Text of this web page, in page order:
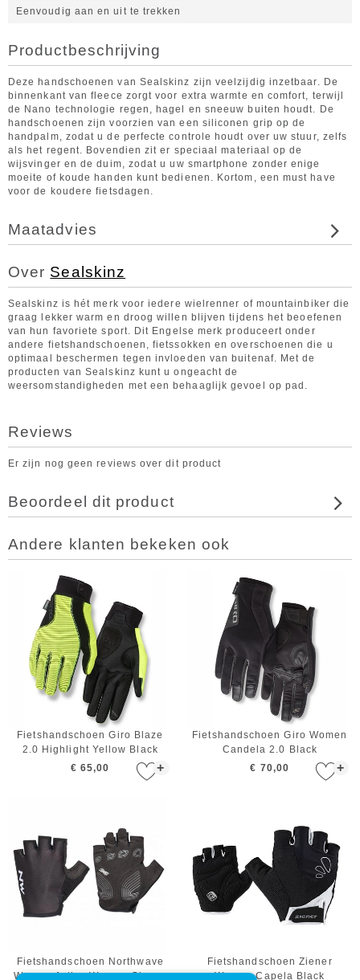
Eenvoudig aan en uit te trekken
Productbeschrijving
Deze handschoenen van Sealskinz zijn veelzijdig inzetbaar. De
binnenkant van fleece zorgt voor extra warmte en comfort, terwijl
de Nano technologie regen, hagel en sneeuw buiten houdt. De
handschoenen zijn voorzien van een siliconen grip op de
handpalm, zodat u de perfecte controle houdt over uw stuur, zelfs
als het regent. Bovendien zit er speciaal materiaal op de
wijsvinger en de duim, zodat u uw smartphone zonder enige
moeite of koude handen kunt bedienen. Kortom, een must have
voor de koudere fietsdagen.
Maatadvies
Over Sealskinz
Sealskinz is hét merk voor iedere wielrenner of mountainbiker die
graag lekker warm en droog willen blijven tijdens het beoefenen
van hun favoriete sport. Dit Engelse merk produceert onder
andere fietshandschoenen, fietssokken en overschoenen die u
optimaal beschermen tegen invloeden van buitenaf. Met de
producten van Sealskinz kunt u ongeacht de
weersomstandigheden met een behaaglijk gevoel op pad.
Reviews
Er zijn nog geen reviews over dit product
Beoordeel dit product
Andere klanten bekeken ook
+
Fietshandschoen Giro Blaze
2.0 Highlight Yellow Black
€ 65,00
+
Fietshandschoen Giro Women
Candela 2.0 Black
€ 70,00
Fietshandschoen Northwave
Women Active Women Gloves
Fietshandschoen Ziener
Women Capela Black